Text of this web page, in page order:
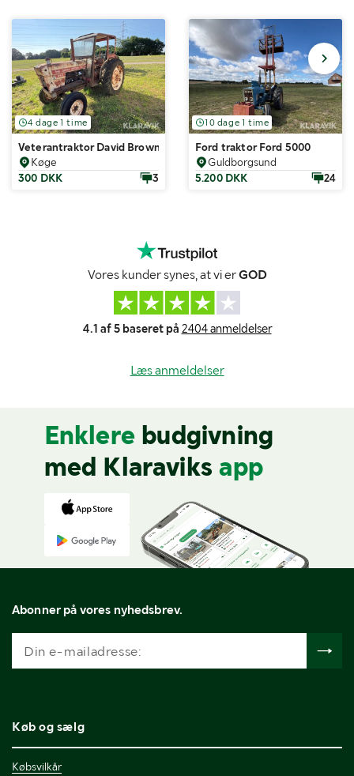
4 dage 1 time
Veterantraktor David Brown 995
Køge
300 DKK
3
10 dage 1 time
Ford traktor Ford 5000
Guldborgsund
5.200 DKK
24
Vores kunder synes, at vi erGOD
4.1 af 5 baseret på 2404 anmeldelser
Læs anmeldelser
Enklere budgivning
med Klaraviks app
Abonner på vores nyhedsbrev.
Køb og sælg
Købsvilkår